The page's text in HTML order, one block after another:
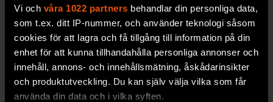
Vi och våra 1022 partners behandlar din personliga data,
som t.ex. ditt IP-nummer, och använder teknologi såsom
cookies för att lagra och få tillgång till information på din
enhet för att kunna tillhandahålla personliga annonser och
innehåll, annons- och innehållsmätning, åskådarinsikter
och produktutveckling. Du kan själv välja vilka som får
använda din data och i vilka syften.
PREMIUM
DÖDLIGHET
g av
blodso
cker
blir
dyrare i
längde